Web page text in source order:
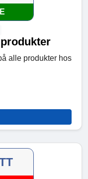
alle produkter hos